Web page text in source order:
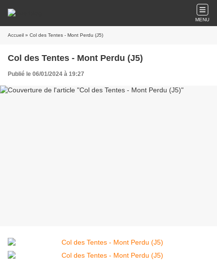
MENU
Accueil » Col des Tentes - Mont Perdu (J5)
Col des Tentes - Mont Perdu (J5)
Publié le 06/01/2024 à 19:27